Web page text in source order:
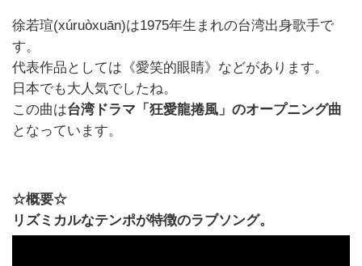
徐若瑄(xúruòxuān)は1975年生まれの台湾出身歌手で
す。
代表作品としては《愛笑的眼睛》などがあります。
日本でも大人気でしたね。
この曲は台湾ドラマ「狂愛龍捲風」のオープニング曲
となっています。
☆概要☆
リズミカルなテンポが特徴のラブソング。